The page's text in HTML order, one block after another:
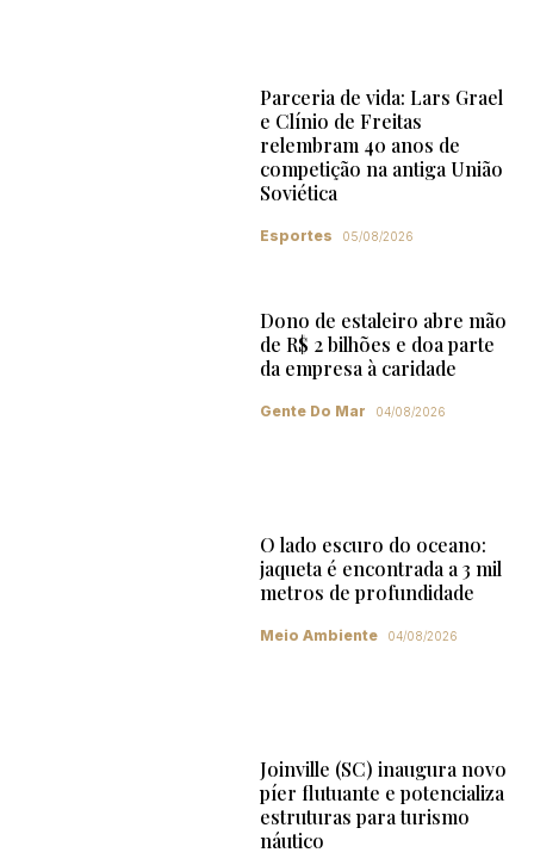
Parceria de vida: Lars Grael
e Clínio de Freitas
relembram 40 anos de
competição na antiga União
Soviética
Esportes 05/08/2026
Dono de estaleiro abre mão
de R$ 2 bilhões e doa parte
da empresa à caridade
Gente Do Mar 04/08/2026
O lado escuro do oceano:
jaqueta é encontrada a 3 mil
metros de profundidade
Meio Ambiente 04/08/2026
Joinville (SC) inaugura novo
píer flutuante e potencializa
estruturas para turismo
náutico